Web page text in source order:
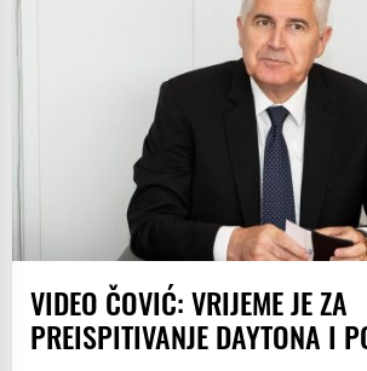
VIDEO ČOVIĆ: VRIJEME JE ZA
PREISPITIVANJE DAYTONA I